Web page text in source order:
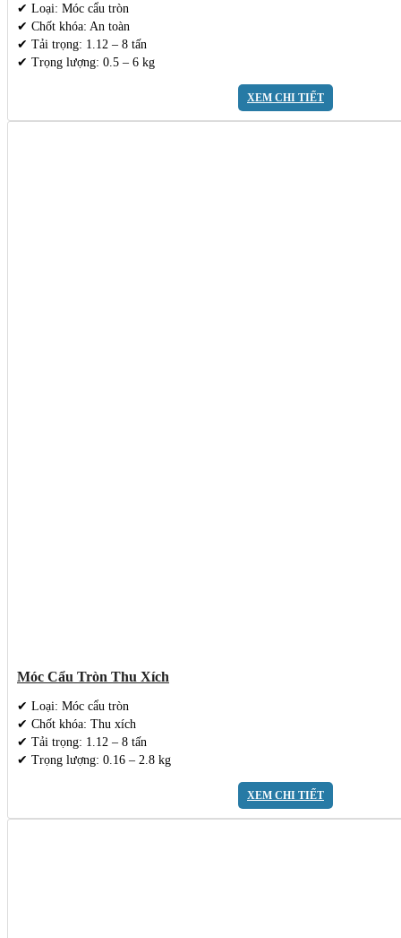
✔ Loại: Móc cẩu tròn
✔ Chốt khóa: An toàn
✔ Tải trọng: 1.12 – 8 tấn
✔ Trọng lượng: 0.5 – 6 kg
XEM CHI TIẾT
Móc Cẩu Tròn Thu Xích
✔ Loại: Móc cẩu tròn
✔ Chốt khóa: Thu xích
✔ Tải trọng: 1.12 – 8 tấn
✔ Trọng lượng: 0.16 – 2.8 kg
XEM CHI TIẾT